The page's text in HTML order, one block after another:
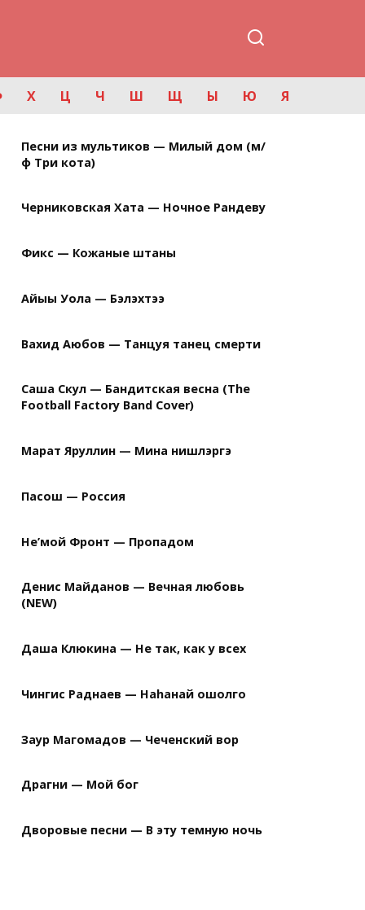
Х Ц Ч Ш Щ Ы Ю Я
Песни из мультиков — Милый дом (м/
ф Три кота)
Черниковская Хата — Ночное Рандеву
Фикс — Кожаные штаны
Айыы Уола — Бэлэхтээ
Вахид Аюбов — Танцуя танец смерти
Саша Скул — Бандитская весна (The
Football Factory Band Cover)
Марат Яруллин — Мина нишлэргэ
Пасош — Россия
Не’мой Фронт — Пропадом
Денис Майданов — Вечная любовь
(NEW)
Даша Клюкина — Не так, как у всех
Чингис Раднаев — Наhанай ошолго
Заур Магомадов — Чеченский вор
Драгни — Мой бог
Дворовые песни — В эту темную ночь